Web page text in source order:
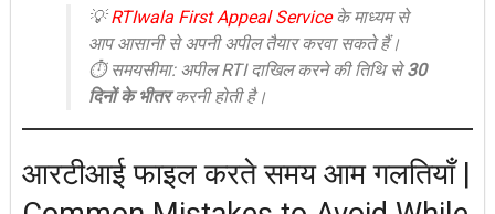
💡RTIwala First Appeal Serviceके माध्यम से
आप आसानी से अपनी अपील तैयार करवा सकते हैं।
⏱️ समयसीमा: अपील RTI दाखिल करने की तिथि से30
दिनों के भीतरकरनी होती है।
आरटीआई फाइल करते समय आम गलतियाँ |